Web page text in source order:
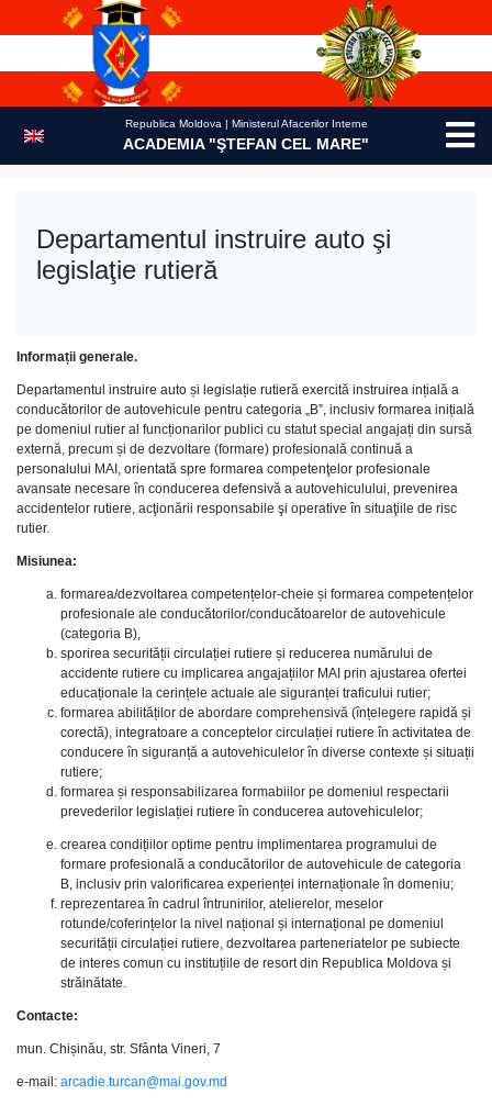
Republica Moldova | Ministerul Afacerilor Interne
ACADEMIA "ŞTEFAN CEL MARE"
Departamentul instruire auto şi
legislaţie rutieră
Informații generale.
Departamentul instruire auto și legislație rutieră exercită instruirea ințială a
conducătorilor de autovehicule pentru categoria „B”, inclusiv formarea inițială
pe domeniul rutier al funcționarilor publici cu statut special angajați din sursă
externă, precum și de dezvoltare (formare) profesională continuă a
personalului MAI, orientată spre formarea competenţelor profesionale
avansate necesare în conducerea defensivă a autovehiculului, prevenirea
accidentelor rutiere, acţionării responsabile şi operative în situaţiile de risc
rutier.
Misiunea:
formarea/dezvoltarea competențelor-cheie și formarea competențelor
profesionale ale conducătorilor/conducătoarelor de autovehicule
(categoria B),
sporirea securității circulației rutiere și reducerea numărului de
accidente rutiere cu implicarea angajațiilor MAI prin ajustarea ofertei
educaționale la cerințele actuale ale siguranței traficului rutier;
formarea abilităților de abordare comprehensivă (înțelegere rapidă și
corectă), integratoare a conceptelor circulației rutiere în activitatea de
conducere în siguranță a autovehiculelor în diverse contexte și situații
rutiere;
formarea și responsabilizarea formabiilor pe domeniul respectarii
prevederilor legislației rutiere în conducerea autovehiculelor;
crearea condițiilor optime pentru implimentarea programului de
formare profesională a conducătorilor de autovehicule de categoria
B, inclusiv prin valorificarea experienței internaționale în domeniu;
reprezentarea în cadrul întrunirilor, atelierelor, meselor
rotunde/coferințelor la nivel național și internațional pe domeniul
securității circulației rutiere, dezvoltarea parteneriatelor pe subiecte
de interes comun cu instituțiile de resort din Republica Moldova și
străinătate.
Contacte:
mun. Chișinău, str. Sfânta Vineri, 7
e-mail: arcadie.turcan@mai.gov.md